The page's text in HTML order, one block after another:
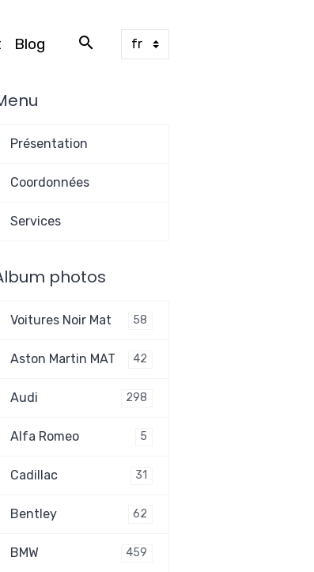
Blog
Présentation
Coordonnées
Services
photos
Voitures Noir Mat 58
Aston Martin MAT 42
Audi 298
Alfa Romeo 5
Cadillac 31
Bentley 62
BMW 459